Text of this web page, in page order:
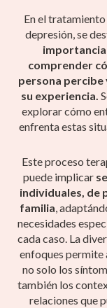
En el
depresión, se
comprender
persona percibe
su experiencia.
explorar cómo
enfrenta estas
Este proceso
puede implicar
individuales, de
familia,
necesidades
cada caso. La
enfoques permite
no solo los
también los
relaciones que